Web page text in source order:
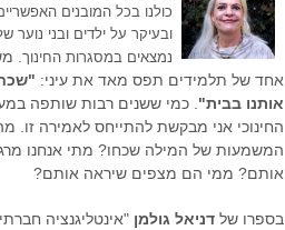
כולנו בכל המובנים
ובעיקר על ילדים ובני נוער
נמצאים במסגרות החינוך.
אחד של תלמידים תפס מאד את עיני:
אותנו בבית". כמי ששנים רבות שותפה
החינוכי אני מבקשת להתייחס לאמירה זו.
המשמעות של המילה שכחו? מתי אנחנו
אותם? ממי הם מצפים שיראה אותם?
בספרו של דניאל גולמן "אינטליגנציה